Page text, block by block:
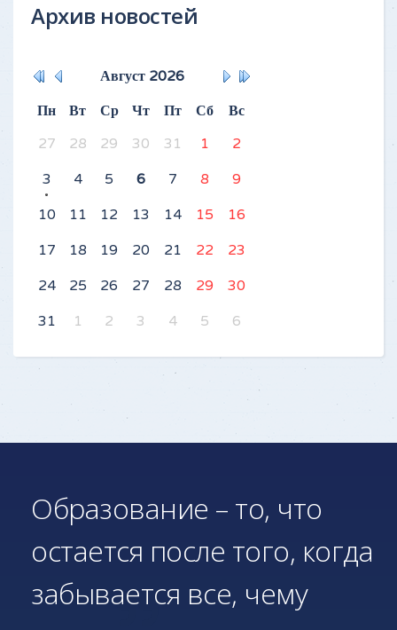
Архив новостей
Август 2026
Пн
Вт Ср Чт Пт Сб
Вс
27
28 29 30 31 1
2
3
4 5 6 7 8
9
10
11 12 13 14 15
16
17
18 19 20 21 22
23
24
25 26 27 28 29
30
31
1 2 3 4 5 6
Образование – то, что
остается после того, когда
забывается все, чему